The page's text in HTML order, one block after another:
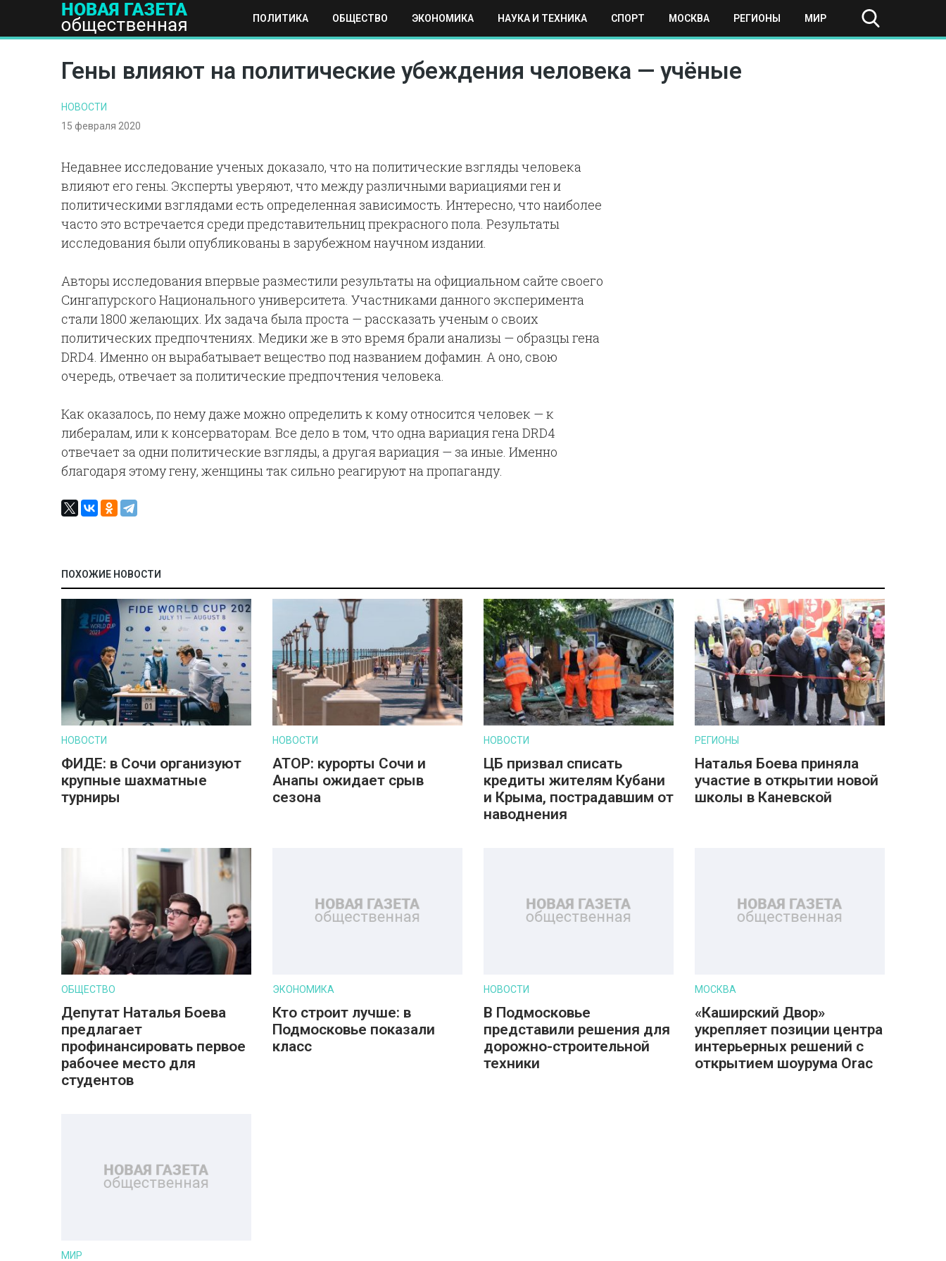
ПОЛИТИКА ОБЩЕСТВО ЭКОНОМИКА НАУКА И ТЕХНИКА СПОРТ МОСКВА РЕГИОНЫ МИР
ПОЛИТИКА ОБЩЕСТВО ЭКОНОМИКА НАУКА И ТЕХНИКА СПОРТ МОСКВА РЕГИОНЫ МИР
Гены влияют на политические убеждения человека — учёные
НОВОСТИ
15 февраля 2020
Недавнее исследование ученых доказало, что на политические взгляды человека
влияют его гены. Эксперты уверяют, что между различными вариациями ген и
политическими взглядами есть определенная зависимость. Интересно, что наиболее
часто это встречается среди представительниц прекрасного пола. Результаты
исследования были опубликованы в зарубежном научном издании.
Авторы исследования впервые разместили результаты на официальном сайте своего
Сингапурского Национального университета. Участниками данного эксперимента
стали 1800 желающих. Их задача была проста — рассказать ученым о своих
политических предпочтениях. Медики же в это время брали анализы — образцы гена
DRD4. Именно он вырабатывает вещество под названием дофамин. А оно, свою
очередь, отвечает за политические предпочтения человека.
Как оказалось, по нему даже можно определить к кому относится человек — к
либералам, или к консерваторам. Все дело в том, что одна вариация гена DRD4
отвечает за одни политические взгляды, а другая вариация — за иные. Именно
благодаря этому гену, женщины так сильно реагируют на пропаганду.
ПОХОЖИЕ НОВОСТИ
НОВОСТИ
ФИДЕ: в Сочи организуют
крупные шахматные
турниры
НОВОСТИ
АТОР: курорты Сочи и
Анапы ожидает срыв
сезона
НОВОСТИ
ЦБ призвал списать
кредиты жителям Кубани
и Крыма, пострадавшим от
наводнения
РЕГИОНЫ
Наталья Боева приняла
участие в открытии новой
школы в Каневской
ОБЩЕСТВО
Депутат Наталья Боева
предлагает
профинансировать первое
рабочее место для
студентов
ЭКОНОМИКА
Кто строит лучше: в
Подмосковье показали
класс
НОВОСТИ
В Подмосковье
представили решения для
дорожно-строительной
техники
МОСКВА
«Каширский Двор»
укрепляет позиции центра
интерьерных решений с
открытием шоурума Orac
МИР